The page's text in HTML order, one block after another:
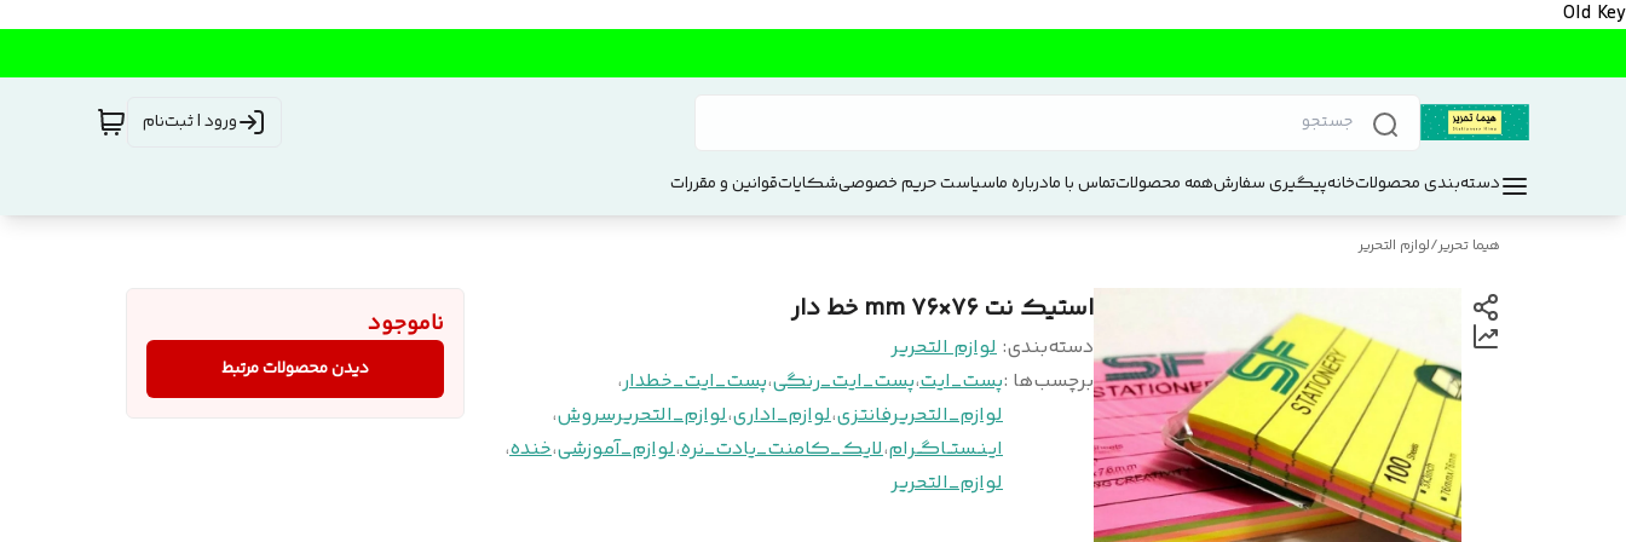
Old Key
ورود | ثبت‌نام
دسته‌بندی محصولاتخانهپیگیری سفارشهمه محصولاتتماس با مادرباره ماسیاست حریم خصوصیشکایاتقوانین و مقررات
هیما تحریر/لوازم التحریر
استیک نت ۷۶×۷۶ mm خط دار
دسته‌بندی: لوازم التحریر
برچسب‌ها :پست_ایت،پست_ایت_رنگی،پست_ایت_خطدار،
لوازم_التحریرفانتزی،لوازم_اداری،لوازم_التحریرسروش،
ایـنـستــاگــرام،لایک_کامنت_یادت_نره،لوازم_آموزشی،خنده،
لوازم_التحریر
ناموجود
دیدن محصولات مرتبط